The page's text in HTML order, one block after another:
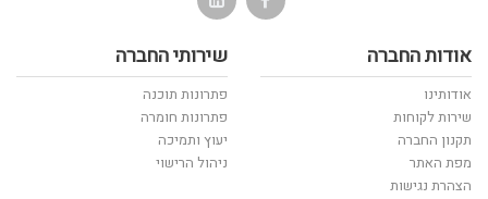
אודות החברה
אודותינו
שירות לקוחות
תקנון החברה
מפת האתר
הצהרת נגישות
שירותי החברה
פתרונות תוכנה
פתרונות חומרה
יעוץ ותמיכה
ניהול הרישוי